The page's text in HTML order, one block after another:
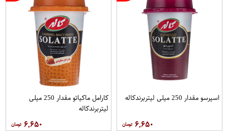
اسپرسو مقدار 250 میلی لیتربرندکاله
۶,۶۵۰
کارامل ماکیاتو مقدار 250 میلی
لیتربرندکاله
۶,۶۵۰